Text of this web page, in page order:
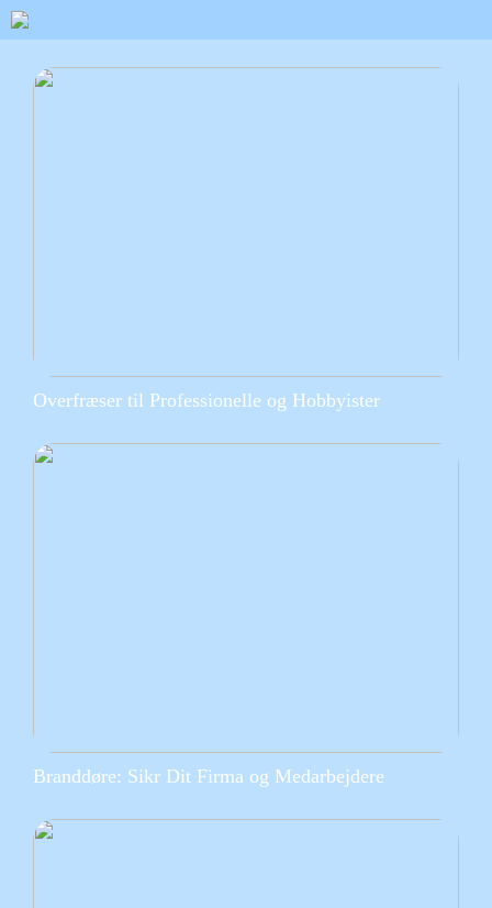
Overfræser til Professionelle og Hobbyister
Branddøre: Sikr Dit Firma og Medarbejdere